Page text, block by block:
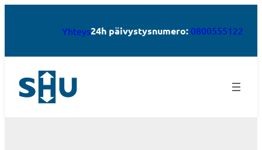
Yhteys24h päivystysnumero: 0800555122